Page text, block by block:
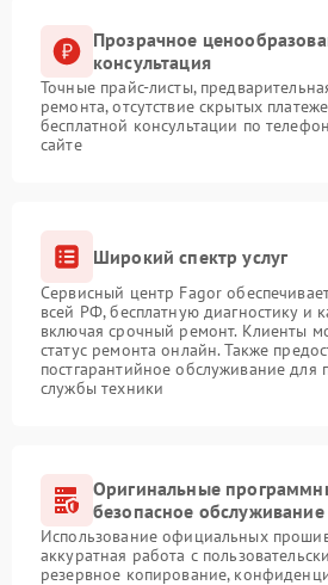
Прозрачное
консультация
Точные прайс-листы,
ремонта, отсутствие скрытых
бесплатной консультации по
сайте
Широкий спектр услуг
Сервисный центр Fagor
всей РФ, бесплатную диагностику и
включая срочный ремонт. Клиенты
статус ремонта онлайн. Также
постгарантийное обслуживание для
службы техники
Оригинальные
безопасное
Использование официальных
аккуратная работа с
резервное копирование,